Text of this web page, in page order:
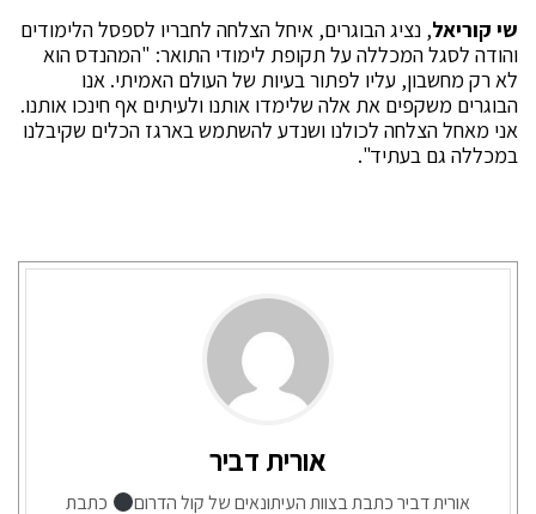
שי קוריאל, נציג הבוגרים, איחל הצלחה לחבריו לספסל הלימודים
והודה לסגל המכללה על תקופת לימודי התואר: "המהנדס הוא
לא רק מחשבון, עליו לפתור בעיות של העולם האמיתי. אנו
הבוגרים משקפים את אלה שלימדו אותנו ולעיתים אף חינכו אותנו.
אני מאחל הצלחה לכולנו ושנדע להשתמש בארגז הכלים שקיבלנו
במכללה גם בעתיד".
אורית דביר
אורית דביר כתבת בצוות העיתונאים של קול הדרום כתבת